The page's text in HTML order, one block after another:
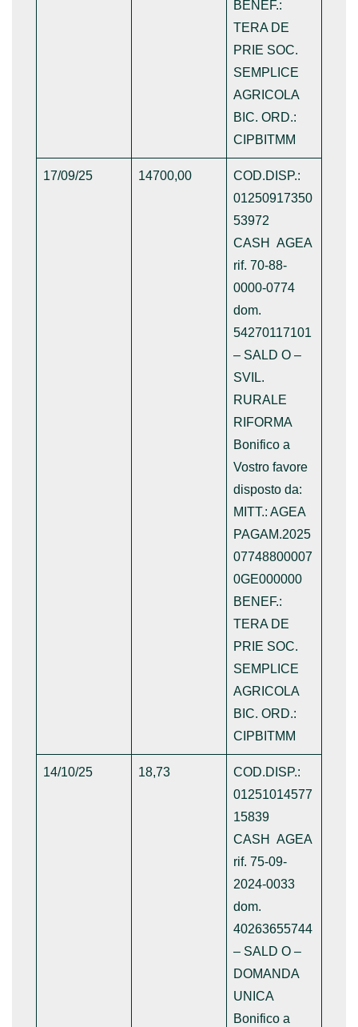
BENEF.:
TERA DE
PRIE SOC.
SEMPLICE
AGRICOLA
BIC. ORD.:
CIPBITMM
17/09/25 14700,00
COD.DISP.:
01250917350
53972
CASH AGEA
rif. 70-88-
0000-0774
dom.
54270117101
– SALD O –
SVIL.
RURALE
RIFORMA
Bonifico a
Vostro favore
disposto da:
MITT.: AGEA
PAGAM.2025
07748800007
0GE000000
BENEF.:
TERA DE
PRIE SOC.
SEMPLICE
AGRICOLA
BIC. ORD.:
CIPBITMM
14/10/25 18,73
COD.DISP.:
01251014577
15839
CASH AGEA
rif. 75-09-
2024-0033
dom.
40263655744
– SALD O –
DOMANDA
UNICA
Bonifico a